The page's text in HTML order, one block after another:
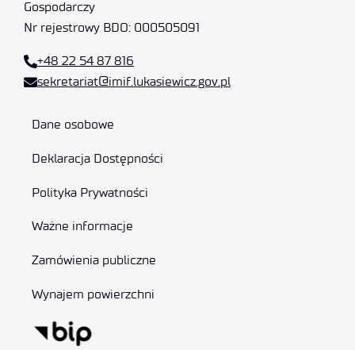
Gospodarczy
Nr rejestrowy BDO: 000505091
+48 22 54 87 816
sekretariat@imif.lukasiewicz.gov.pl
Dane osobowe
Deklaracja Dostępności
Polityka Prywatności
Ważne informacje
Zamówienia publiczne
Wynajem powierzchni